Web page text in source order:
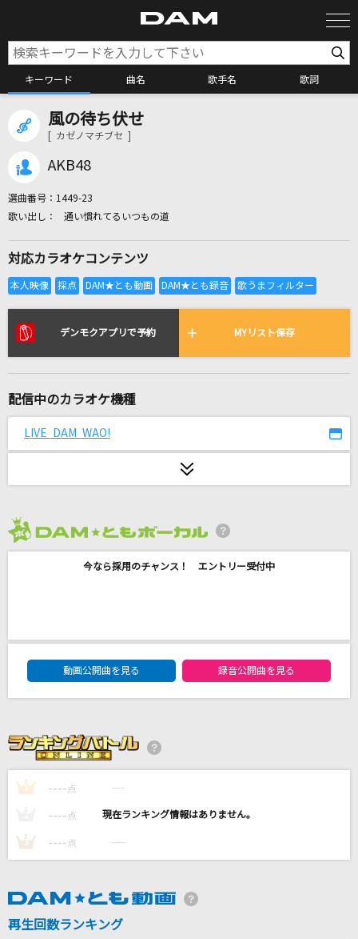
キーワード 曲名 歌手名 歌詞
カラオケ検索
全国りれき
リアルタイムで歌われている曲の一覧
[生音]黄色
[生音]TSUNAMI
[生音]明け星
T.M.Revolution
春なのに
笑顔
B'z
風の待ち伏せ
[ カゼノマチブセ ]
AKB48
選曲番号： 1449-23
通い慣れてるいつもの道
対応カラオケコンテンツ
デンモクアプリで予約 MYリスト保存
配信中のカラオケ機種
LIVE DAM WAO!
今なら採用のチャンス！ エントリー受付中
DAM★ともボーカルエントリーランキング
動画公開曲を見る
録音公開曲を見る
1 ---- 点 ----
---- 点 ----
3 ---- 点 ----
再生回数ランキング